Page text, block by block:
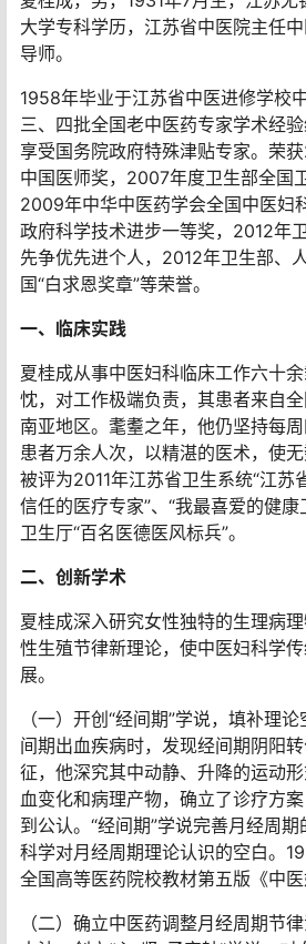
大学专科学历，江苏省中医院主任
导师。
1958年毕业于江苏省中医进修学校
三、四批全国老中医药专家学术经验
享受国务院政府特殊津贴专家。荣
中国医师奖，2007年度卫生部全国
2009年中华中医药学会全国中医妇
政府科学技术进步一等奖，2012年
先争优先进个人，2012年卫生部、
国“白求恩奖章”等荣誉。
一、临床实践
夏桂成从事中医妇科临床工作六十
忱，对工作极端负责，其患者来自
南亚地区。耄耋之年，他仍坚持每
患者万余人次，以精湛的医术，使
被评为2011年江苏省卫生系统“江苏
信任的医疗专家”、“我最喜爱的健
卫生厅“百名医德医风标兵”。
二、创新学术
夏桂成深入研究女性独特的生理病
性生殖节律新理论，使中医妇科学
展。
（一）开创“经间期”学说，填补理
间期出血疾病时，发现经间期阴阳
征，他深究其中动静、升降的运动
血变化和病理产物，确立了诊疗方
到公认。“经间期”学说完善月经周
科学对月经周期理论认识的空白。
全国高等医药院校教材第五版《中医
（二）确立中医药调整月经周期节